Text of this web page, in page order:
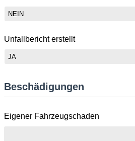
Unfallbericht erstellt
Beschädigungen
Eigener Fahrzeugschaden